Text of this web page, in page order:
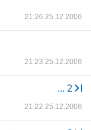
21:26 25.12.2006
21:23 25.12.2006
... 2
21:22 25.12.2006